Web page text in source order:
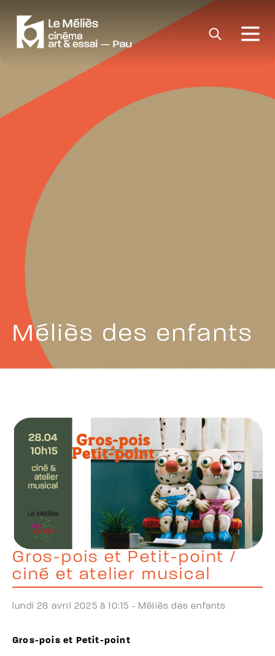
Méliès des enfants
Gros-pois et Petit-point /
ciné et atelier musical
lundi 28 avril 2025 à 10:15 - Méliès des enfants
Gros-pois et Petit-point